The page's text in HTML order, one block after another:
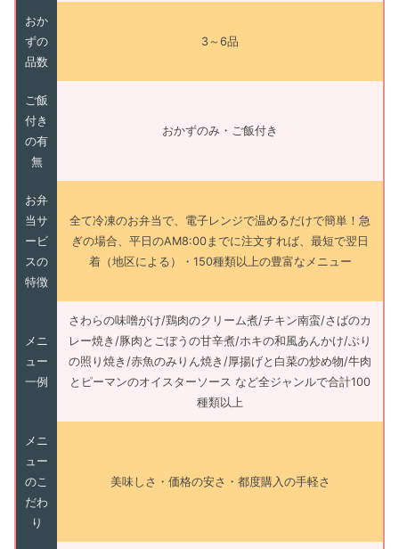
おか
ずの
品数
3～6品
ご飯
付き
の有
無
おかずのみ・ご飯付き
お弁
当サ
ービ
スの
特徴
全て冷凍のお弁当で、電子レンジで温めるだけで簡単！急
ぎの場合、平日のAM8:00までに注文すれば、最短で翌日
着（地区による）・150種類以上の豊富なメニュー
メニ
ュー
一例
さわらの味噌がけ/鶏肉のクリーム煮/チキン南蛮/さばのカ
レー焼き/豚肉とごぼうの甘辛煮/ホキの和風あんかけ/ぶり
の照り焼き/赤魚のみりん焼き/厚揚げと白菜の炒め物/牛肉
とピーマンのオイスターソース など全ジャンルで合計100
種類以上
メニ
ュー
のこ
だわ
り
美味しさ・価格の安さ・都度購入の手軽さ